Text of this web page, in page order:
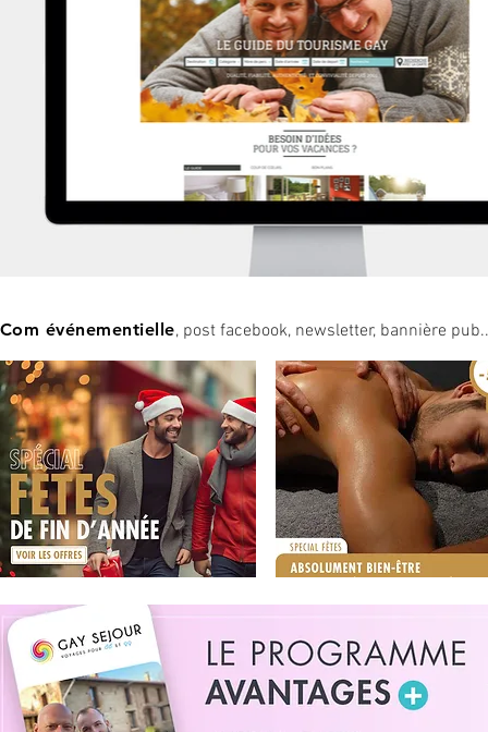
Com événementielle, post facebook, newsletter, bannière